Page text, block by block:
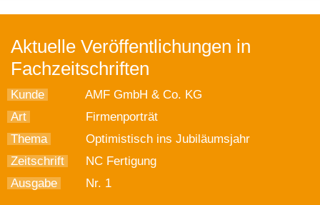
Aktuelle Veröffentlichungen in
Fachzeitschriften
Kunde
AMF GmbH & Co. KG
Art
Firmenporträt
Thema
Optimistisch ins Jubiläumsjahr
Zeitschrift
NC Fertigung
Ausgabe
Nr. 1